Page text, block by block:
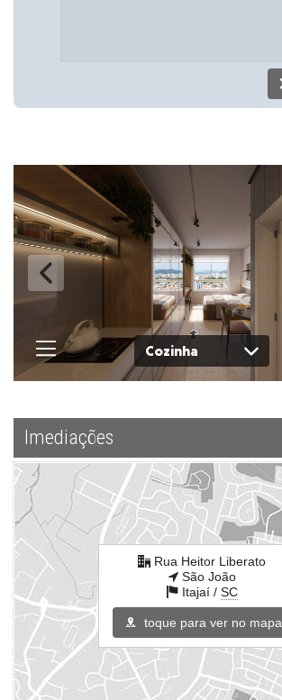
Endereço:
Itajaí /SC
ver mapa abaixo
Imediações
Rua Heitor Liberato
São João
Itajaí / SC
toque para ver no mapa